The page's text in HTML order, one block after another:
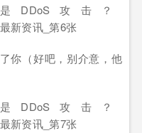
你（好吧，别介意，他